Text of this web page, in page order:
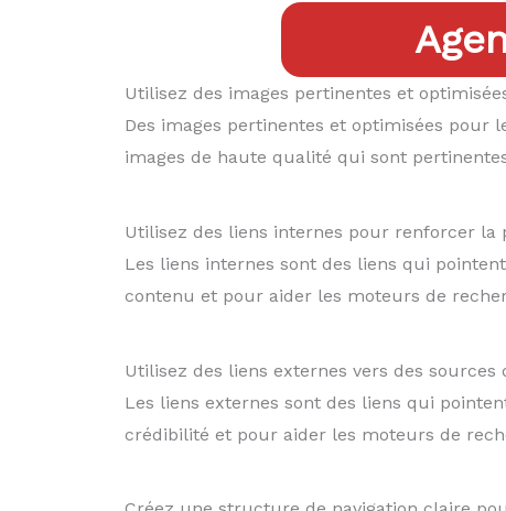
Utilisez des images pertinentes et
Des images pertinentes et optimisées
images de haute qualité qui sont
Utilisez des liens internes pour renforcer la
Les liens internes sont des liens qui
contenu et pour aider les moteurs de
Utilisez des liens externes vers des
Les liens externes sont des liens qui
crédibilité et pour aider les moteurs de